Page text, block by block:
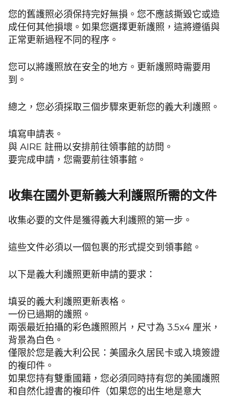
您的舊護照必須保持完好無損。您不應該撕毀它或造
成任何其他損壞。如果您選擇更新護照，這將遵循與
正常更新過程不同的程序。
您可以將護照放在安全的地方。更新護照時需要用
到。
總之，您必須採取三個步驟來更新您的義大利護照。
填寫申請表。
與 AIRE 註冊以安排前往領事館的訪問。
要完成申請，您需要前往領事館。
收集在國外更新義大利護照所需的文件
收集必要的文件是獲得義大利護照的第一步。
這些文件必須以一個包裹的形式提交到領事館。
以下是義大利護照更新申請的要求：
填妥的義大利護照更新表格。
一份已過期的護照。
兩張最近拍攝的彩色護照照片，尺寸為 3.5x4 厘米，
背景為白色。
僅限於您是義大利公民：美國永久居民卡或入境簽證
的複印件。
如果您持有雙重國籍，您必須同時持有您的美國護照
和自然化證書的複印件（如果您的出生地是意大